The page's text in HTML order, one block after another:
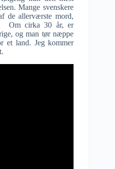
Mange svenskere
de allerværste mord,
Om cirka 30 år, er
og man tør næppe
et land. Jeg kommer